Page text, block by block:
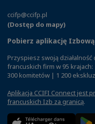
ccifp@ccifp.pl
(Dostęp do mapy)
Pobierz aplikację
Przyspiesz swoją
francuskich firm w 95
300 komitetów | 1 200
Aplikacja CCIFI Connect jest
francuskich Izb za granicą.